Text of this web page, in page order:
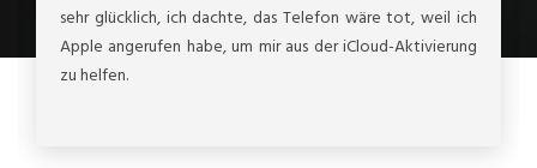
sehr glücklich, ich dachte, das Telefon wäre tot, weil ich
Apple angerufen habe, um mir aus der iCloud-Aktivierung
zu helfen.